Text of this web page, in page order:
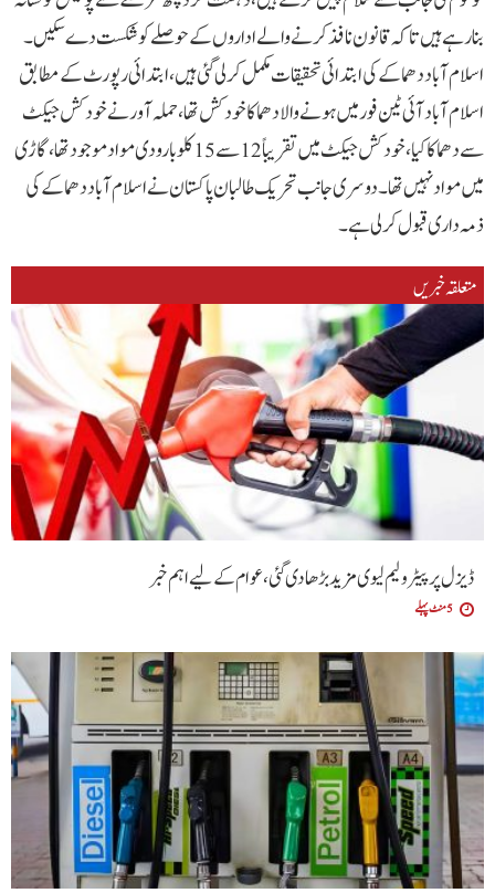
بنا رہے ہیں تاکہ قانون نافذ کرنے والے اداروں کے حوصلے کو شکست دے سکیں۔
اسلام آباد دھماکے کی ابتدائی تحقیقات مکمل کر لی گئی ہیں، ابتدائی رپورٹ کے مطابق
اسلام آباد آئی ٹین فور میں ہونے والا دھماکا خودکش تھا، حملہ آور نے خودکش جیکٹ
سے دھماکا کیا، خودکش جیکٹ میں تقریباً12 سے 15 کلو بارودی مواد موجود تھا، گاڑی
میں مواد نہیں تھا۔دوسری جانب تحریک طالبان پاکستان نے اسلام آباد دھماکے کی
ذمہ داری قبول کر لی ہے۔
متعلقہ خبریں
ڈیزل پر پیٹرولیم لیوی مزید بڑھا دی گئی،عوام کے لیے اہم خبر
5 منٹ پہلے